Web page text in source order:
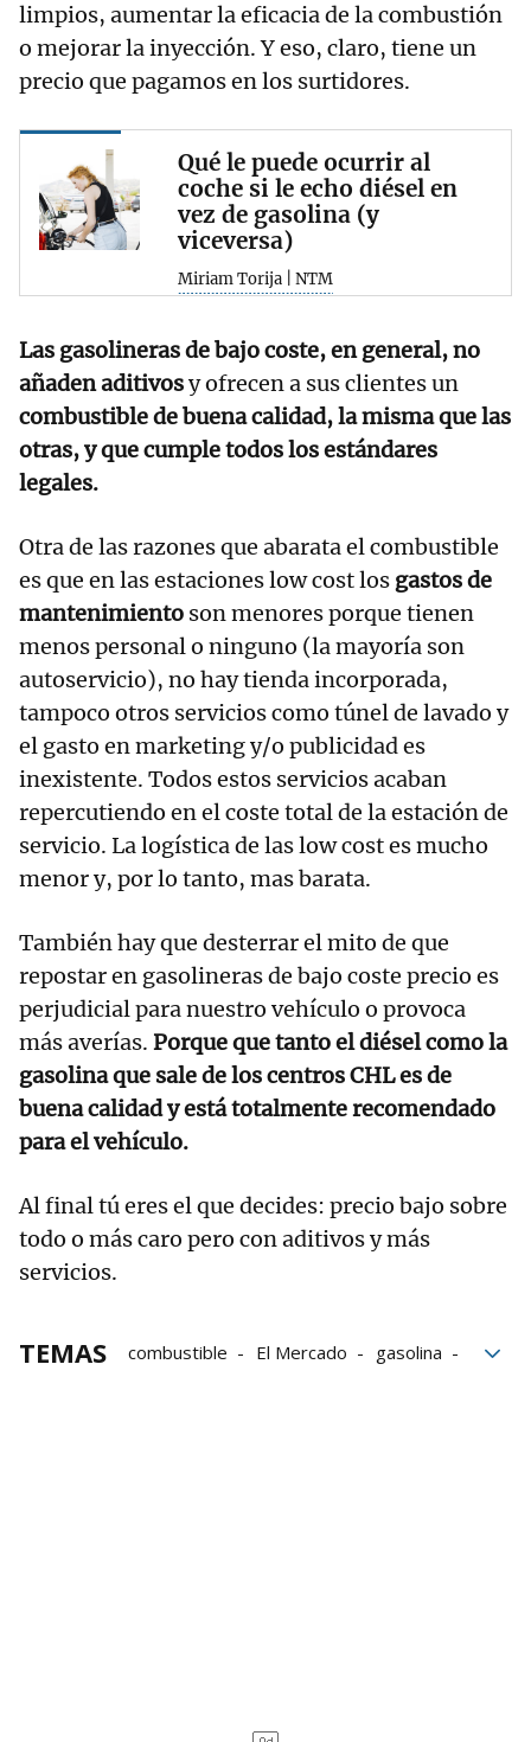
limpios, aumentar la eficacia de la combustión
o mejorar la inyección. Y eso, claro, tiene un
precio que pagamos en los surtidores.
Qué le puede ocurrir al
coche si le echo diésel en
vez de gasolina (y
viceversa)
Miriam Torija | NTM
Las gasolineras de bajo coste, en general, no
añaden aditivosy ofrecen a sus clientes un
combustible de buena calidad, la misma que las
otras, y que cumple todos los estándares
legales.
Otra de las razones que abarata el combustible
es que en las estaciones low cost los gastos de
mantenimiento son menores porque tienen
menos personal o ninguno (la mayoría son
autoservicio), no hay tienda incorporada,
tampoco otros servicios como túnel de lavado y
el gasto en marketing y/o publicidad es
inexistente. Todos estos servicios acaban
repercutiendo en el coste total de la estación de
servicio. La logística de las low cost es mucho
menor y, por lo tanto, mas barata.
También hay que desterrar el mito de que
repostar en gasolineras de bajo coste precio es
perjudicial para nuestro vehículo o provoca
más averías. Porque que tanto el diésel como la
gasolina que sale de los centros CHL es de
buena calidad yestá totalmente recomendado
para el vehículo.
Al final tú eres el que decides: precio bajo sobre
todo o más caro pero con aditivos y más
servicios.
TEMAS combustible El Mercado
gasolina